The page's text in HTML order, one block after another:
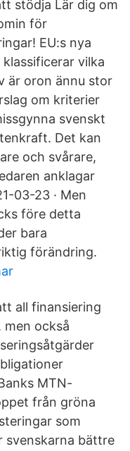
stödja Lär dig om
för
EU:s nya
vilka
är oron ännu stor
om kriterier
svenskt
Det kan
och svårare,
anklagar
03-23 · Men
före detta
bara
förändring.
all finansiering
men också
MTN-
från gröna
som
svenskarna bättre